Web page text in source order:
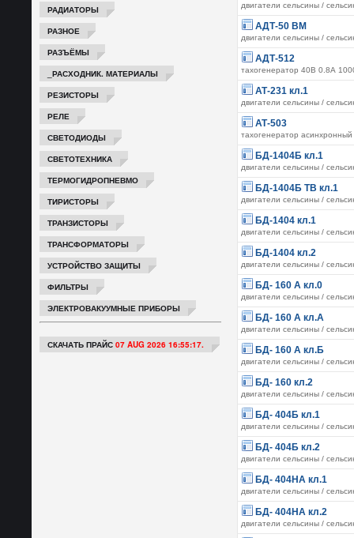
РАДИАТОРЫ
РАЗНОЕ
РАЗЪЁМЫ
_РАСХОДНИК. МАТЕРИАЛЫ
РЕЗИСТОРЫ
РЕЛЕ
СВЕТОДИОДЫ
СВЕТОТЕХНИКА
ТЕРМОГИДРОПНЕВМО
ТИРИСТОРЫ
ТРАНЗИСТОРЫ
ТРАНСФОРМАТОРЫ
УСТРОЙСТВО ЗАЩИТЫ
ФИЛЬТРЫ
ЭЛЕКТРОВАКУУМНЫЕ ПРИБОРЫ
СКАЧАТЬ ПРАЙС 07 AUG 2026 16:55:17.
двигатели сельсины /
АДТ-50 ВМ
двигатели сельсины /
АДТ-512
тахогенератор 40В 0.8А
АТ-231 кл.1
двигатели сельсины /
АТ-503
тахогенератор
БД-1404Б кл.1
двигатели сельсины /
БД-1404Б ТВ кл.1
двигатели сельсины /
БД-1404 кл.1
двигатели сельсины /
БД-1404 кл.2
двигатели сельсины /
БД- 160 А кл.0
двигатели сельсины /
БД- 160 А кл.А
двигатели сельсины /
БД- 160 А кл.Б
двигатели сельсины /
БД- 160 кл.2
двигатели сельсины /
БД- 404Б кл.1
двигатели сельсины /
БД- 404Б кл.2
двигатели сельсины /
БД- 404НА кл.1
двигатели сельсины /
БД- 404НА кл.2
двигатели сельсины /